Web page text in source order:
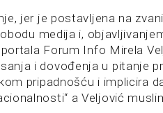
jer je postavljena na
medija i,
Forum Info Mirela
i dovođenja u pitanje
pripadnošću i implicira
a Veljović